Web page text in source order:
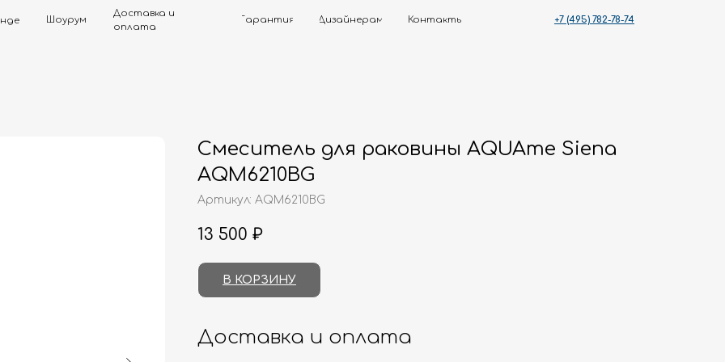
+7 (495) 782-78-74
Контакты
Дизайнерам
Доставка и
оплата
Шоурум
Смеситель для раковины AQUAme Siena
AQM6210BG
Артикул: AQM6210BG
13 500 ₽
В КОРЗИНУ
Доставка и оплата